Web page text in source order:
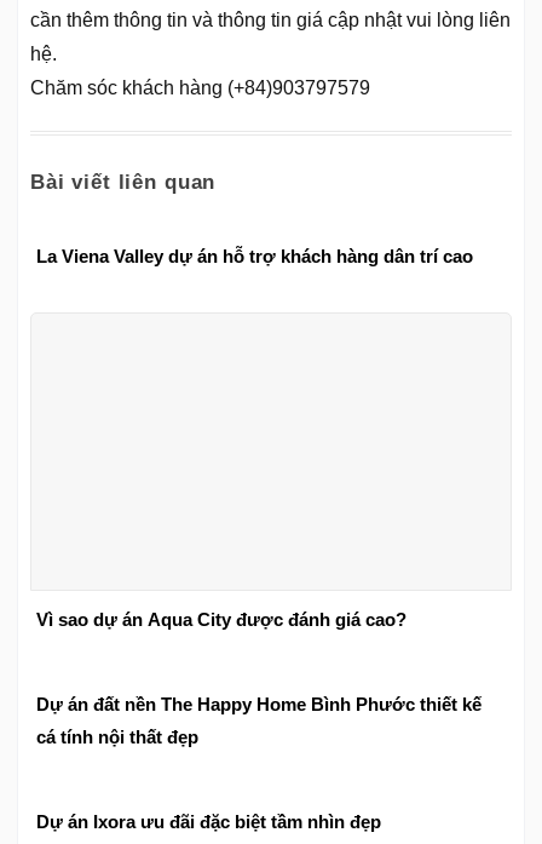
cần thêm thông tin và thông tin giá cập nhật vui lòng liên
hệ.
Chăm sóc khách hàng (+84)903797579
Bài viết liên quan
La Viena Valley dự án hỗ trợ khách hàng dân trí cao
Vì sao dự án Aqua City được đánh giá cao?
Dự án đất nền The Happy Home Bình Phước thiết kế
cá tính nội thất đẹp
Dự án Ixora ưu đãi đặc biệt tầm nhìn đẹp